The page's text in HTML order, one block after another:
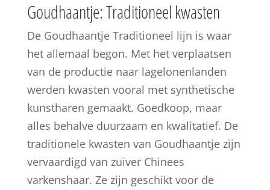
Goudhaantje: Traditioneel kwasten
De Goudhaantje Traditioneel lijn is waar
het allemaal begon. Met het verplaatsen
van de productie naar lagelonenlanden
werden kwasten vooral met synthetische
kunstharen gemaakt. Goedkoop, maar
alles behalve duurzaam en kwalitatief. De
traditionele kwasten van Goudhaantje zijn
vervaardigd van zuiver Chinees
varkenshaar. Ze zijn geschikt voor de